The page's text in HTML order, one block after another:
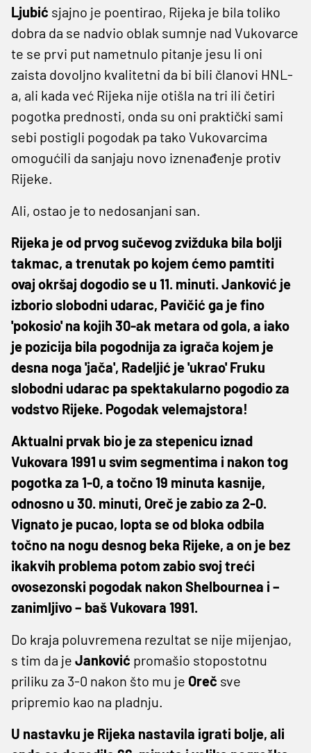
Ljubić sjajno je poentirao, Rijeka je bila toliko
dobra da se nadvio oblak sumnje nad Vukovarce
te se prvi put nametnulo pitanje jesu li oni
zaista dovoljno kvalitetni da bi bili članovi HNL-
a, ali kada već Rijeka nije otišla na tri ili četiri
pogotka prednosti, onda su oni praktički sami
sebi postigli pogodak pa tako Vukovarcima
omogućili da sanjaju novo iznenađenje protiv
Rijeke.
Ali, ostao je to nedosanjani san.
Rijeka je od prvog sučevog zvižduka bila bolji
takmac, a trenutak po kojem ćemo pamtiti
ovaj okršaj dogodio se u 11. minuti. Janković je
izborio slobodni udarac, Pavičić ga je fino
'pokosio' na kojih 30-ak metara od gola, a iako
je pozicija bila pogodnija za igrača kojem je
desna noga 'jača', Radeljić je 'ukrao' Fruku
slobodni udarac pa spektakularno pogodio za
vodstvo Rijeke. Pogodak velemajstora!
Aktualni prvak bio je za stepenicu iznad
Vukovara 1991 u svim segmentima i nakon tog
pogotka za 1-0, a točno 19 minuta kasnije,
odnosno u 30. minuti, Oreč je zabio za 2-0.
Vignato je pucao, lopta se od bloka odbila
točno na nogu desnog beka Rijeke, a on je bez
ikakvih problema potom zabio svoj treći
ovosezonski pogodak nakon Shelbournea i –
zanimljivo – baš Vukovara 1991.
Do kraja poluvremena rezultat se nije mijenjao,
s tim da je Janković promašio stopostotnu
priliku za 3-0 nakon što mu je Oreč sve
pripremio kao na pladnju.
U nastavku je Rijeka nastavila igrati bolje, ali